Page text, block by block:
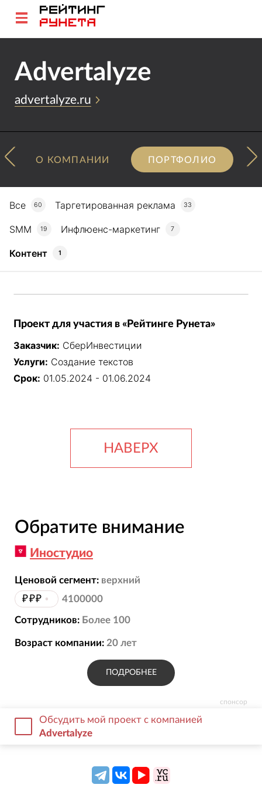
Advertalyze
advertalyze.ru
О КОМПАНИИ ПОРТФОЛИО
Все 60 Таргетированная реклама 33
SMM 19 Инфлюенс-маркетинг 7
Контент 1
Проект для участия в «Рейтинге Рунета»
Заказчик: СберИнвестиции
Услуги: Создание текстов
Срок: 01.05.2024 - 01.06.2024
НАВЕРХ
спонсор
Обратите внимание
Иностудио
Ценовой сегмент: верхний
₽₽₽ • 4100000
Сотрудников: Более 100
Возраст компании: 20 лет
ПОДРОБНЕЕ
Обсудить мой проект с компанией
Advertalyze